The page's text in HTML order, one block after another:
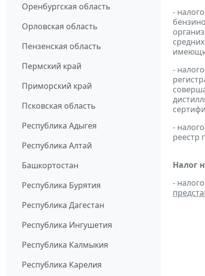
Оренбургская область
Орловская область
Пензенская область
Пермский край
Приморский край
Псковская область
Республика Адыгея
Республика Алтай
Башкортостан
Республика Бурятия
Республика Дагестан
Республика Ингушетия
Республика Калмыкия
Республика Карелия
-
-
-
реестр
Налог
-